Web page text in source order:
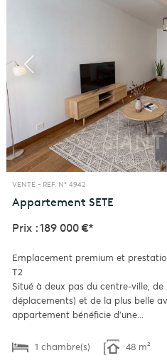
VENTE - REF. N° 4942
Appartement SETE
Prix : 189 000 €*
Emplacement premium et
T2
Situé à deux pas du centre-ville,
déplacements) et de la plus belle
appartement bénéficie d'une...
1 chambre(s) 48 m²